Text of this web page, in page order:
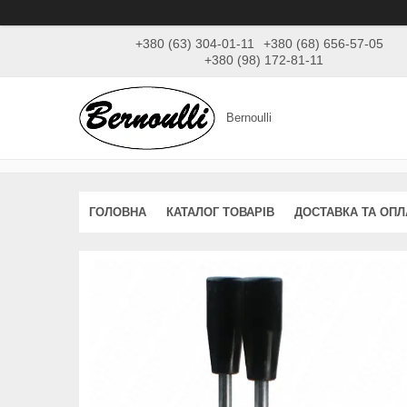
+380 (63) 304-01-11
+380 (68) 656-57-05
+380 (98) 172-81-11
Bernoulli
ГОЛОВНА КАТАЛОГ ТОВАРІВ ДОСТАВКА ТА